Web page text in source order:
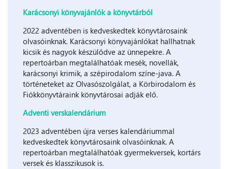
Karácsonyi könyvajánlók a könyvtárból
2022 adventében is kedveskedtek könyvtárosaink
olvasóinknak. Karácsonyi könyvajánlókat hallhatnak
kicsik és nagyok készülődve az ünnepekre. A
repertoárban megtalálhatóak mesék, novellák,
karácsonyi krimik, a szépirodalom színe-java. A
történeteket az Olvasószolgálat, a Körbirodalom és
Fiókkönyvtáraink könyvtárosai adják elő.
Adventi verskalendárium
2023 adventében újra verses kalendáriummal
kedveskedtek könyvtárosaink olvasóinknak. A
repertoárban megtalálhatóak gyermekversek, kortárs
versek és klasszikusok is.